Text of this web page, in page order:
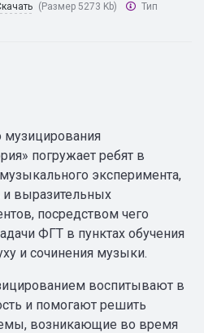
(Размер 5273 Kb)
Тип
музицирования
погружает ребят в
эксперимента,
выразительных
посредством чего
ФГТ в пунктах обучения
и сочинения музыки.
воспитывают в
и помогают решить
возникающие во время